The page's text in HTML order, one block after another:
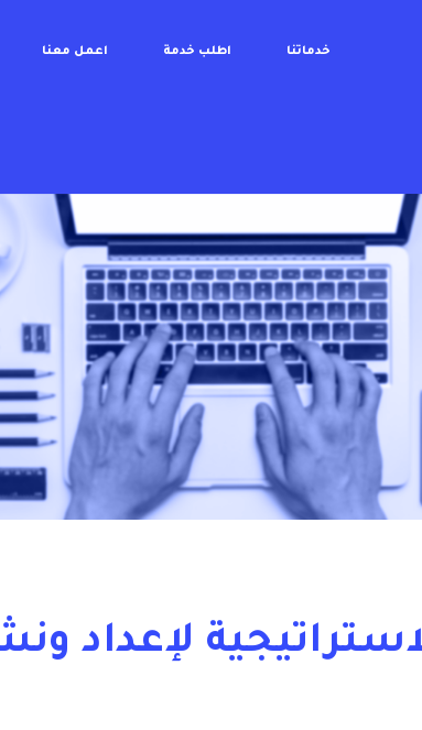
خدماتنا اطلب خدمة اعمل معنا
لإعداد